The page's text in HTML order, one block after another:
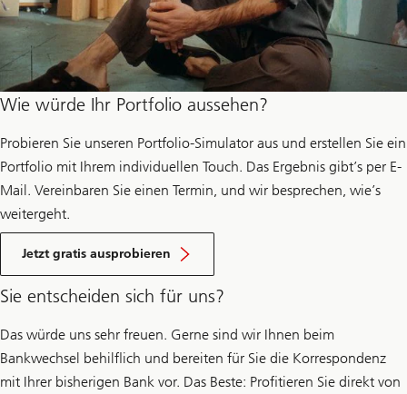
Wie würde Ihr Portfolio aussehen?
Probieren Sie unseren Portfolio-Simulator aus und erstellen Sie ein
Portfolio mit Ihrem individuellen Touch. Das Ergebnis gibt’s per E-
Mail. Vereinbaren Sie einen Termin, und wir besprechen, wie’s
weitergeht.
Jetzt gratis ausprobieren
Sie
mit
Portfolio-
Simulator
Sie entscheiden sich für uns?
Das würde uns sehr freuen. Gerne sind wir Ihnen beim
Bankwechsel behilflich und bereiten für Sie die Korrespondenz
mit Ihrer bisherigen Bank vor. Das Beste: Profitieren Sie direkt von